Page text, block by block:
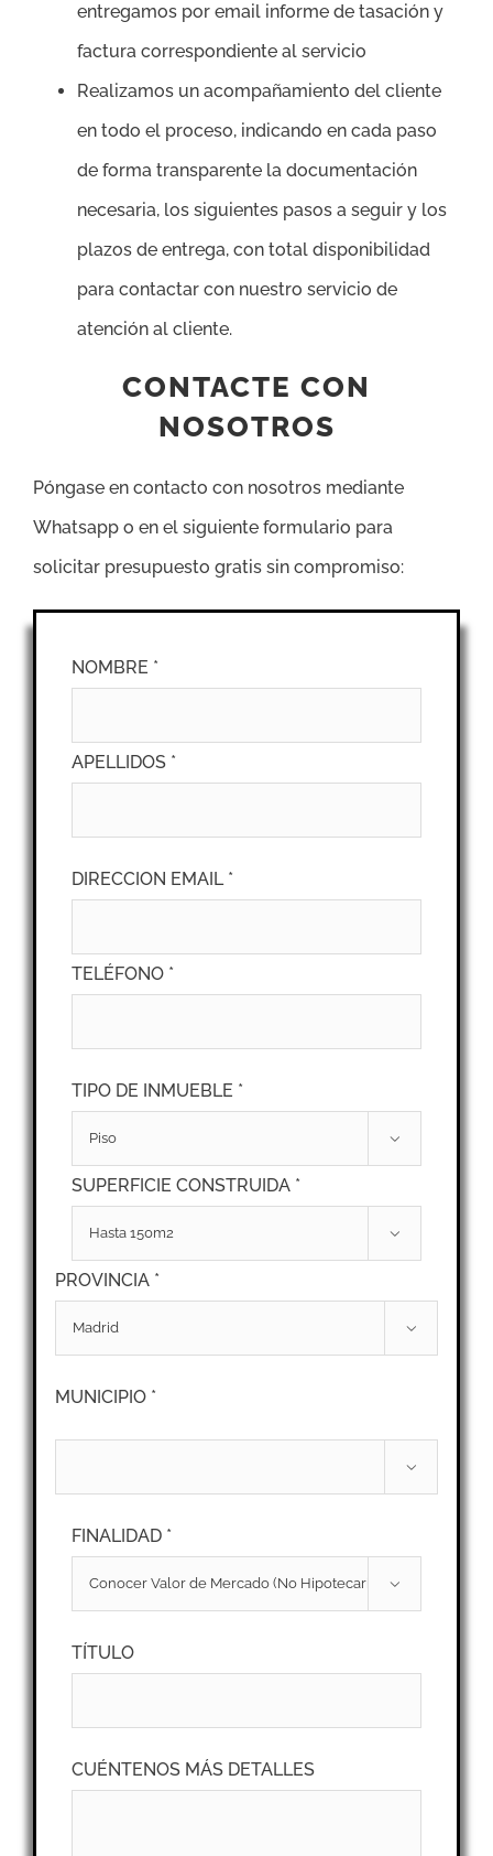
entregamos por email informe de tasación y
factura correspondiente al servicio
Realizamos un acompañamiento del cliente
en todo el proceso, indicando en cada paso
de forma transparente la documentación
necesaria, los siguientes pasos a seguir y los
plazos de entrega, con total disponibilidad
para contactar con nuestro servicio de
atención al cliente.
CONTACTE CON
NOSOTROS
Póngase en contacto con nosotros mediante
Whatsapp o en el siguiente formulario para
solicitar presupuesto gratis sin compromiso:
NOMBRE *
APELLIDOS *
DIRECCION EMAIL *
TELÉFONO *
TIPO DE INMUEBLE *

SUPERFICIE CONSTRUIDA *

PROVINCIA *

MUNICIPIO *

FINALIDAD *

TÍTULO
CUÉNTENOS MÁS DETALLES